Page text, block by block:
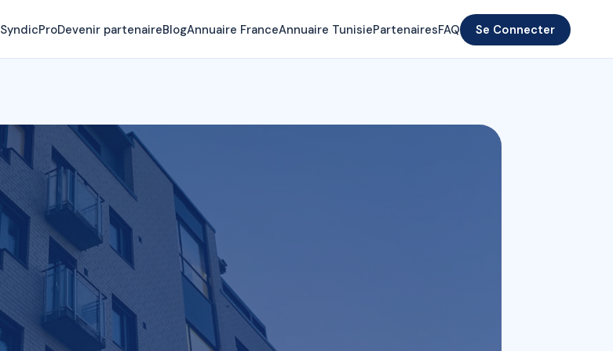
SyndicProDevenir partenaireBlogAnnuaire FranceAnnuaire TunisiePartenairesFAQ Se Connecter